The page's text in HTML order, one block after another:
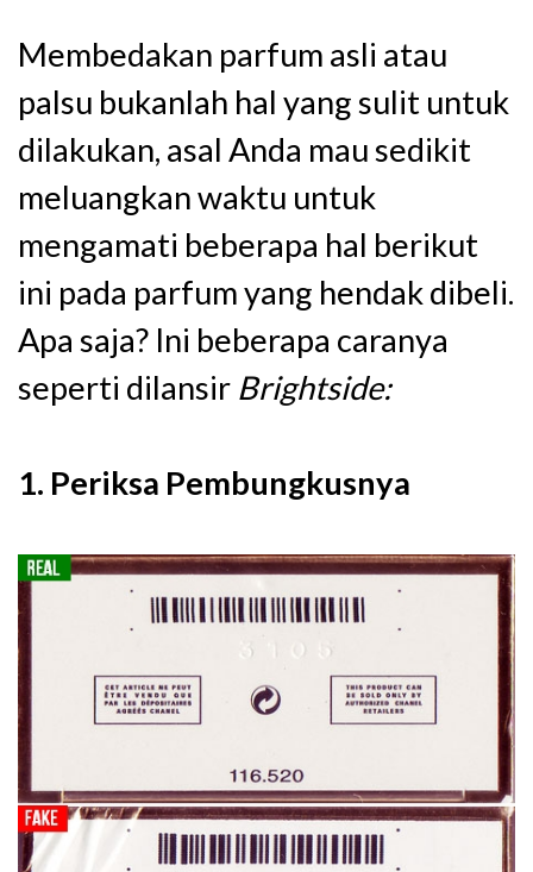
Membedakan parfum asli atau
palsu bukanlah hal yang sulit untuk
dilakukan, asal Anda mau sedikit
meluangkan waktu untuk
mengamati beberapa hal berikut
ini pada parfum yang hendak dibeli.
Apa saja? Ini beberapa caranya
seperti dilansir Brightside:
1. Periksa Pembungkusnya